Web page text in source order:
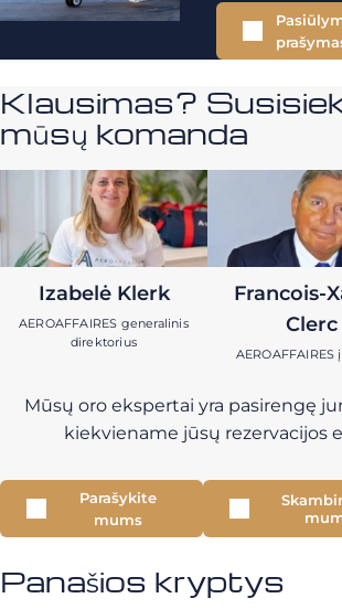
Klausimas?
mūsų komanda
Izabelė Klerk
AEROAFFAIRES generalinis
direktorius
Francois-
Clerc
AEROAFFAIRES
Mūsų oro ekspertai yra pasirengę
kiekviename jūsų rezervacijos
Parašykite
mums
Panašios kryptys